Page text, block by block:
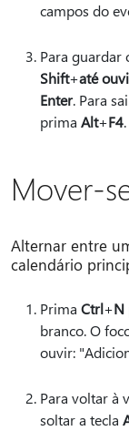
campos do
Para guardar
Shift+até
Enter. Para
prima Alt+F4
Mover-
Alternar entre
calendário
Prima Ctrl+N
branco. O
ouvir:
Para voltar à
soltar a tecla